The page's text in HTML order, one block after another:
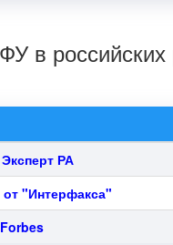
в российских
РА
"Интерфакса"